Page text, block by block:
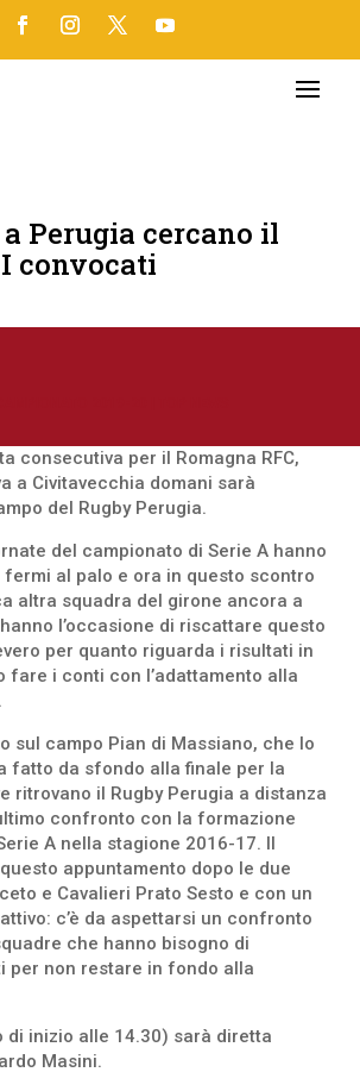
Perugia cercano il
convocati
consecutiva per il Romagna RFC,
a Civitavecchia domani sarà
del Rugby Perugia.
del campionato di Serie A hanno
al palo e ora in questo scontro
altra squadra del girone ancora a
l’occasione di riscattare questo
per quanto riguarda i risultati in
fare i conti con l’adattamento alla
sul campo Pian di Massiano, che lo
fatto da sfondo alla finale per la
ritrovano il Rugby Perugia a distanza
confronto con la formazione
A nella stagione 2016-17. Il
appuntamento dopo le due
e Cavalieri Prato Sesto e con un
c’è da aspettarsi un confronto
che hanno bisogno di
per non restare in fondo alla
di inizio alle 14.30) sarà diretta
Masini.